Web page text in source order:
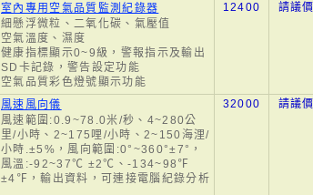
室內專用空氣品質監測紀錄器
細懸浮微粒、二氧化碳、氣壓值
空氣溫度、濕度
健康指標顯示0~9級，警報指示及輸出
SD卡記錄，警告設定功能
空氣品質彩色燈號顯示功能
12400 請議價
風速風向儀
風速範圍:0.9~78.0米/秒、4~280公
里/小時、2~175哩/小時、2~150海浬/
小時.±5%，風向範圍:0°~360°±7°，
風溫:-92~37℃ ±2℃、-134~98℉
±4℉，輸出資料，可連接電腦紀錄分析
32000 請議價